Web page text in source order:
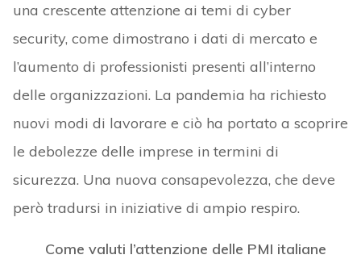
una crescente attenzione ai temi di cyber
security, come dimostrano i dati di mercato e
l’aumento di professionisti presenti all’interno
delle organizzazioni. La pandemia ha richiesto
nuovi modi di lavorare e ciò ha portato a scoprire
le debolezze delle imprese in termini di
sicurezza. Una nuova consapevolezza, che deve
però tradursi in iniziative di ampio respiro.
Come valuti l’attenzione delle PMI italiane